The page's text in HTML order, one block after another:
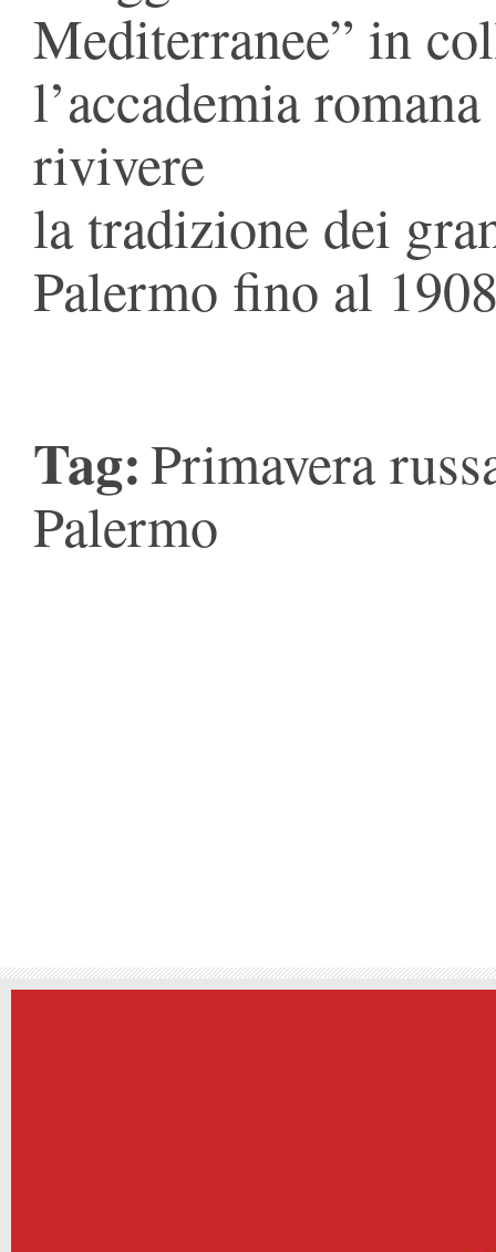
Mediterranee” in
l’accademia
rivivere
la tradizione dei
Palermo fino al
Tag:Primavera
Palermo